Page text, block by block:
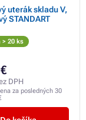
uterák skladu V,
STANDART
20 ks
DPH
za posledných 30